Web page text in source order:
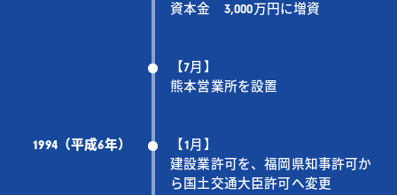
資本金 3,000万円に増資
【7月】
熊本営業所を設置
1994（平成6年）
【1月】
建設業許可を、福岡県知事許可か
ら国土交通大臣許可へ変更